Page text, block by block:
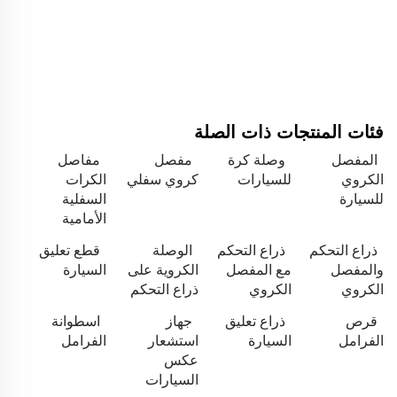
فئات المنتجات ذات الصلة
المفصل
الكروي
للسيارة
وصلة كرة
للسيارات
مفصل
كروي سفلي
مفاصل
الكرات
السفلية
الأمامية
ذراع التحكم
والمفصل
الكروي
ذراع التحكم
مع المفصل
الكروي
الوصلة
الكروية على
ذراع التحكم
قطع تعليق
السيارة
قرص
الفرامل
ذراع تعليق
السيارة
جهاز
استشعار
عكس
السيارات
اسطوانة
الفرامل